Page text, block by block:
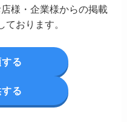
様・企業様からの掲載
おります。
る
る